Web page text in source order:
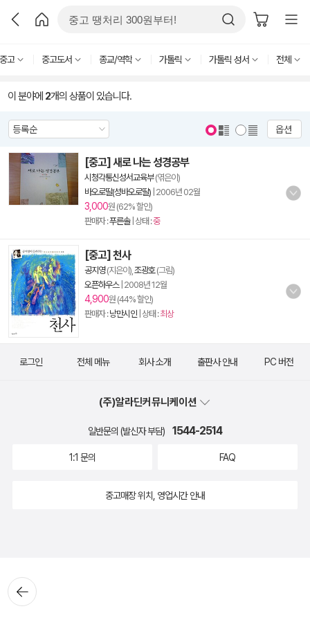
고 중고도서 종교/역학 가톨릭 가톨릭 성서 전체
이 분야에 2개의 상품이 있습니다.
옵션
[중고] 새로 나는 성경공부
시청각통신성서교육부(엮은이)
바오로딸(성바오로딸) 2006년 02월
3,000원 (62% 할인)
판매자 :푸른솔| 상태 :중
[중고] 천사
공지영(지은이), 조광호(그림)
오픈하우스| 2008년 12월
4,900원 (44% 할인)
판매자 :낭만시인 | 상태 :최상
뒤로가
기
로그인 전체 메뉴 회사 소개 출판사 안내 PC 버전
(주)알라딘커뮤니케이션
일반문의 (발신자 부담) 1544-2514
1:1 문의 FAQ
중고매장 위치, 영업시간 안내